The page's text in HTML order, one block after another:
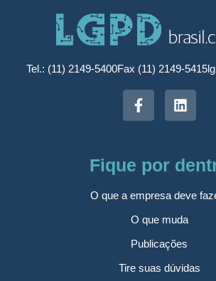
Tel.: (11) 2149-5400Fax (11) 2149-5415
Fique por
O que a empresa deve
O que muda
Publicações
Tire suas dúvidas